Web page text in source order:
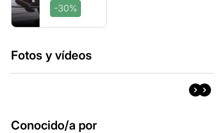
-30%
Fotos y vídeos
Conocido/a por